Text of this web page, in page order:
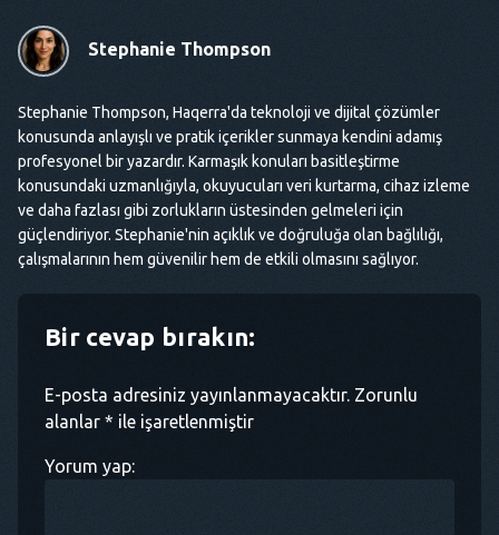
Stephanie Thompson
Stephanie Thompson, Haqerra'da teknoloji ve dijital çözümler
konusunda anlayışlı ve pratik içerikler sunmaya kendini adamış
profesyonel bir yazardır. Karmaşık konuları basitleştirme
konusundaki uzmanlığıyla, okuyucuları veri kurtarma, cihaz izleme
ve daha fazlası gibi zorlukların üstesinden gelmeleri için
güçlendiriyor. Stephanie'nin açıklık ve doğruluğa olan bağlılığı,
çalışmalarının hem güvenilir hem de etkili olmasını sağlıyor.
Bir cevap bırakın:
E-posta adresiniz yayınlanmayacaktır. Zorunlu
alanlar * ile işaretlenmiştir
Yorum yap: